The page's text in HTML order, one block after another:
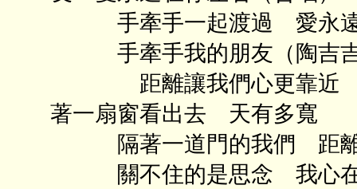
手牽手一起渡過 愛永遠
手牽手我的朋友（陶吉吉
距離讓我們心更靠
著一扇窗看出去 天有多寬
隔著一道門的我們 距離
關不住的是思念 我心在